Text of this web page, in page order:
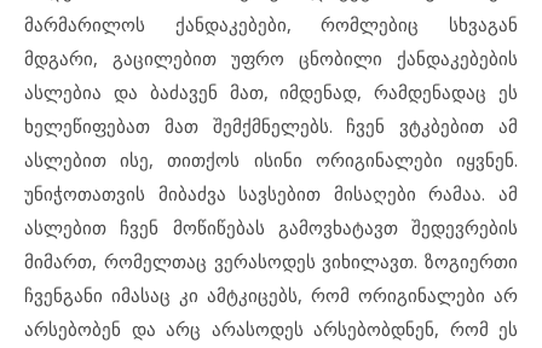
მარმარილოს ქანდაკებები, რომლებიც სხვაგან
მდგარი, გაცილებით უფრო ცნობილი ქანდაკებების
ასლებია და ბაძავენ მათ, იმდენად, რამდენადაც ეს
ხელეწიფებათ მათ შემქმნელებს. ჩვენ ვტკბებით ამ
ასლებით ისე, თითქოს ისინი ორიგინალები იყვნენ.
უნიჭოთათვის მიბაძვა სავსებით მისაღები რამაა. ამ
ასლებით ჩვენ მოწიწებას გამოვხატავთ შედევრების
მიმართ, რომელთაც ვერასოდეს ვიხილავთ. ზოგიერთი
ჩვენგანი იმასაც კი ამტკიცებს, რომ ორიგინალები არ
არსებობენ და არც არასოდეს არსებობდნენ, რომ ეს